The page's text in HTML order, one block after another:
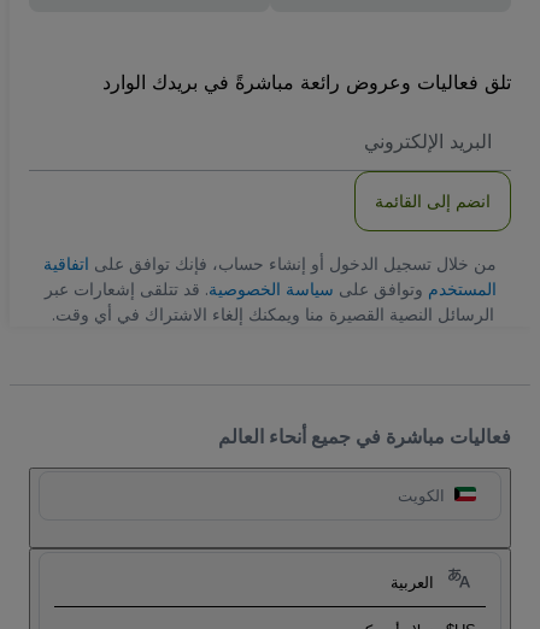
تلق فعاليات وعروض رائعة مباشرةً في بريدك الوارد
الاكتروني
انضم إلى القائمة
من خلال تسجيل الدخول أو إنشاء حساب، فإنك توافق على اتفاقية
المستخدم وتوافق على سياسة الخصوصية. قد تتلقى إشعارات عبر
الرسائل النصية القصيرة منا ويمكنك إلغاء الاشتراك في أي وقت.
فعاليات مباشرة في جميع أنحاء العالم
الكويت
العربية